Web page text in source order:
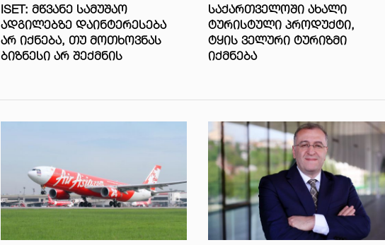
ISET: ᲛᲬᲕᲐᲜᲔ ᲡᲐᲛᲣᲨᲐᲝ
ᲐᲓᲒᲘᲚᲔᲑᲖᲔ ᲓᲐᲘᲜᲢᲔᲠᲔᲡᲔᲑᲐ
ᲐᲠ ᲘᲥᲜᲔᲑᲐ, ᲗᲣ ᲛᲝᲗᲮᲝᲕᲜᲐᲡ
ᲑᲘᲖᲜᲔᲡᲘ ᲐᲠ ᲨᲔᲥᲛᲜᲘᲡ
ᲡᲐᲥᲐᲠᲗᲕᲔᲚᲝᲨᲘ ᲐᲮᲐᲚᲘ
ᲢᲣᲠᲘᲡᲢᲣᲚᲘ ᲞᲠᲝᲓᲣᲥᲢᲘ,
ᲢᲧᲘᲡ ᲕᲔᲚᲣᲠᲘ ᲢᲣᲠᲘᲖᲛᲘ
ᲘᲥᲛᲜᲔᲑᲐ